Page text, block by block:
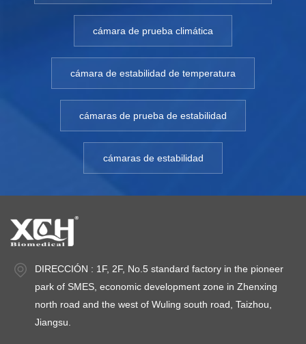
cámara de prueba climática
cámara de estabilidad de temperatura
cámaras de prueba de estabilidad
cámaras de estabilidad
DIRECCIÓN : 1F, 2F, No.5 standard factory in the pioneer
park of SMES, economic development zone in Zhenxing
north road and the west of Wuling south road, Taizhou,
Jiangsu.